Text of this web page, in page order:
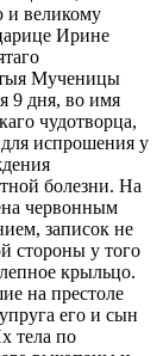
и великому
Ирине
Мученицы
9 дня, во имя
чудотворца,
испрошения у
болезни. На
червонным
записок не
стороны у того
крыльцо.
на престоле
его и сын
тела по